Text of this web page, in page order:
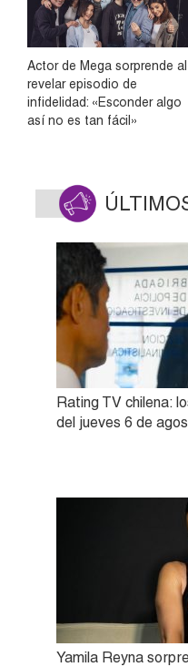
Actor de Mega sorprende al
revelar episodio de
infidelidad: «Esconder algo
así no es tan fácil»
Rating TV chilena:
del jueves 6 de
Yamila Reyna